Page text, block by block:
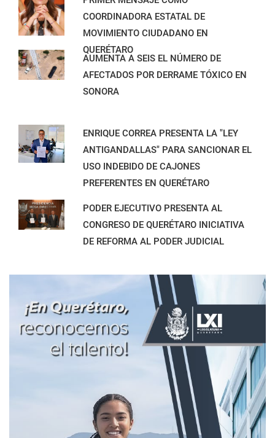
COORDINADORA ESTATAL DE
MOVIMIENTO CIUDADANO EN
QUERÉTARO
AUMENTA A SEIS EL NÚMERO DE
AFECTADOS POR DERRAME TÓXICO EN
SONORA
ENRIQUE CORREA PRESENTA LA "LEY
ANTIGANDALLAS" PARA SANCIONAR EL
USO INDEBIDO DE CAJONES
PREFERENTES EN QUERÉTARO
PODER EJECUTIVO PRESENTA AL
CONGRESO DE QUERÉTARO INICIATIVA
DE REFORMA AL PODER JUDICIAL